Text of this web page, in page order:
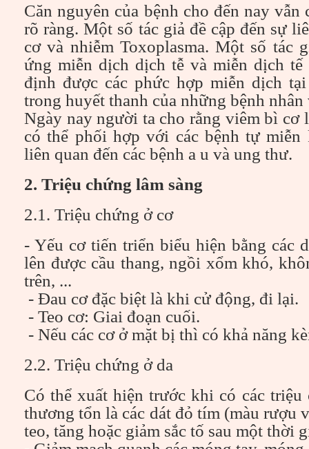
Căn nguyên của bệnh cho đến nay
rõ ràng. Một số tác giả đề cập đến sự
cơ và nhiễm Toxoplasma. Một số tác
ứng miễn dịch dịch tễ và miễn dịch tế
định được các phức hợp miễn dịch
trong huyết thanh của những bệnh
Ngày nay người ta cho rằng viêm bì cơ
có thể phối hợp với các bệnh tự
liên quan đến các bệnh a u và ung thư.
2. Triệu chứng lâm sàng
2.1. Triệu chứng ở cơ
- Yếu cơ tiến triển biểu hiện bằng các
lên được cầu thang, ngồi xổm khó,
trên, ...
- Đau cơ đặc biệt là khi cử động, đi lại.
- Teo cơ: Giai đoạn cuối.
- Nếu các cơ ở mặt bị thì có khả năng
2.2. Triệu chứng ở da
Có thể xuất hiện trước khi có các
thương tổn là các dát đỏ tím (màu rượu
teo, tăng hoặc giảm sắc tố sau một thời